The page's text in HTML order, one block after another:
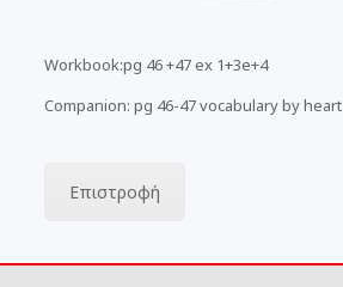
Workbook:pg 46 +47 ex 1+3e+4
Companion: pg 46-47 vocabulary by heart
Επιστροφή